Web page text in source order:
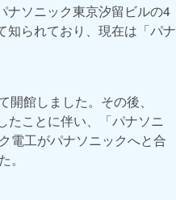
ナソニック東京汐留ビルの4
知られており、現在は「パナ
館しました。その後、
たことに伴い、「パナソニ
電工がパナソニックへと合